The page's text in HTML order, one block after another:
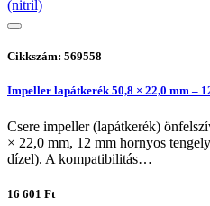
Cikkszám: 569558
Impeller lapátkerék 50,8 × 22,0 mm –
Csere impeller (lapátkerék)
× 22,0 mm, 12 mm hornyos
dízel). A kompatibilitás…
16 601 Ft